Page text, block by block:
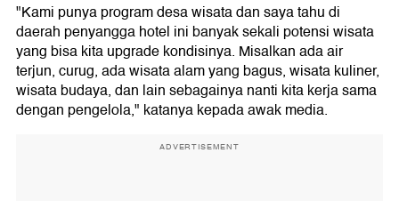
"Kami punya program desa wisata dan saya tahu di
daerah penyangga hotel ini banyak sekali potensi wisata
yang bisa kita upgrade kondisinya. Misalkan ada air
terjun, curug, ada wisata alam yang bagus, wisata kuliner,
wisata budaya, dan lain sebagainya nanti kita kerja sama
dengan pengelola," katanya kepada awak media.
ADVERTISEMENT